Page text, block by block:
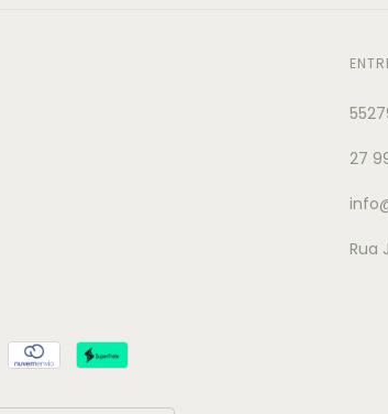
27
Rua